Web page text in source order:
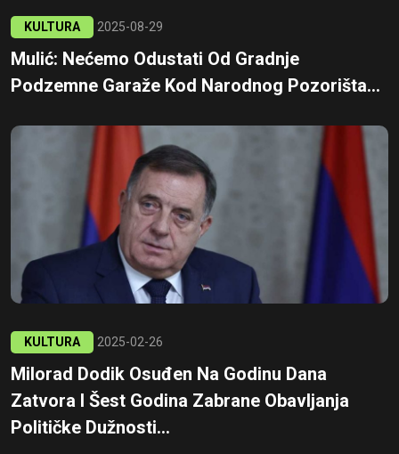
KULTURA 2025-08-29
Mulić: Nećemo Odustati Od Gradnje
Podzemne Garaže Kod Narodnog Pozorišta...
KULTURA 2025-02-26
Milorad Dodik Osuđen Na Godinu Dana
Zatvora I Šest Godina Zabrane Obavljanja
Političke Dužnosti...